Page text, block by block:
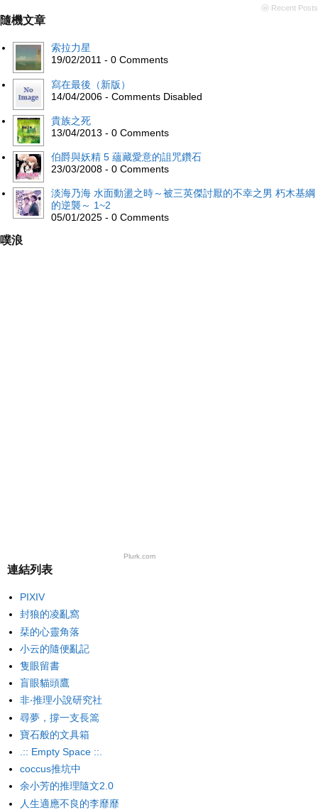
ⓦ Recent Posts
隨機文章
索拉力星
19/02/2011 - 0 Comments
寫在最後（新版）
14/04/2006 - Comments Disabled
貴族之死
13/04/2013 - 0 Comments
伯爵與妖精 5 蘊藏愛意的詛咒鑽石
23/03/2008 - 0 Comments
淡海乃海 水面動盪之時～被三英傑討厭的不幸之男 朽木基綱
的逆襲～ 1~2
05/01/2025 - 0 Comments
噗浪
Plurk.com
連結列表
PIXIV
封狼的凌亂窩
栞的心靈角落
小云的隨便亂記
隻眼留書
盲眼貓頭鷹
非‧推理小說研究社
尋夢，撐一支長篙
寶石般的文具箱
.:: Empty Space ::.
coccus推坑中
余小芳的推理隨文2.0
人生適應不良的李靡靡